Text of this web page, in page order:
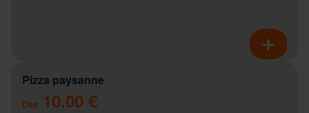
Pizza paysanne
Dès 10.00 €